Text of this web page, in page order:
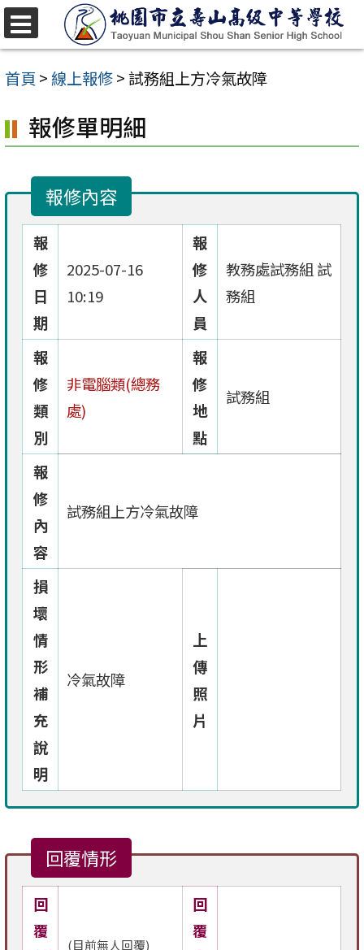
跳
至
主
內
容
首頁 >線上報修> 試務組上方冷氣故障
報修單明細
報修內容
報
修
日
期
2025-07-16
10:19
報
修
人
員
教務處試務組 試
務組
報
修
類
別
非電腦類(總務
處)
報
修
地
點
試務組
報
修
內
容
試務組上方冷氣故障
損
壞
情
形
補
充
說
明
冷氣故障
上
傳
照
片
回覆情形
回
覆
(目前無人回覆)
回
覆
選
單